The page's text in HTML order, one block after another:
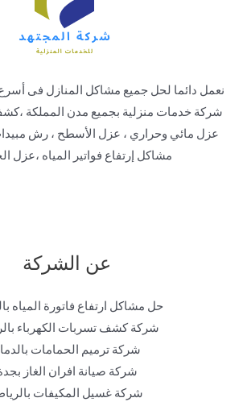
نعمل دائما لحل جميع مشاكل المنازل فى
شركة خدمات منزلية بجميع مدن المملكة
عزل مائي وحراري ، عزل الأسطح ، رش
مشاكل إرتفاع فواتير المياه ،عزل
عن الشركة
حل مشاكل ارتفاع فاتورة المياه
شركة كشف تسربات الكهرباء
شركة ترميم الحمامات
شركة صيانة افران الغاز
شركة غسيل المكيفات